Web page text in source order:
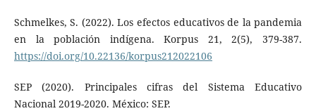
Schmelkes, S. (2022). Los efectos educativos de la pandemia
en la población indígena. Korpus 21, 2(5), 379-387.
https://doi.org/10.22136/korpus212022106
SEP (2020). Principales cifras del Sistema Educativo
Nacional 2019-2020. México: SEP.